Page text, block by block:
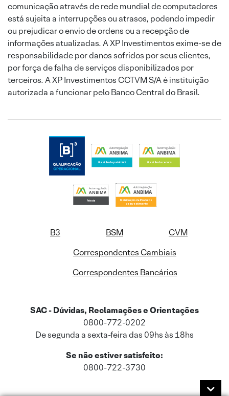
comunicação através de rede mundial de computadores
está sujeita a interrupções ou atrasos, podendo impedir
ou prejudicar o envio de ordens ou a recepção de
informações atualizadas. A XP Investimentos exime-se de
responsabilidade por danos sofridos por seus clientes,
por força de falha de serviços disponibilizados por
terceiros. A XP Investimentos CCTVM S/A é instituição
autorizada a funcionar pelo Banco Central do Brasil.
B3 BSM
CVM
Correspondentes Cambiais
Correspondentes Bancários
SAC - Dúvidas, Reclamações e Orientações
0800-772-0202
De segunda a sexta-feira das 09hs às 18hs
Se não estiver satisfeito:
0800-722-3730